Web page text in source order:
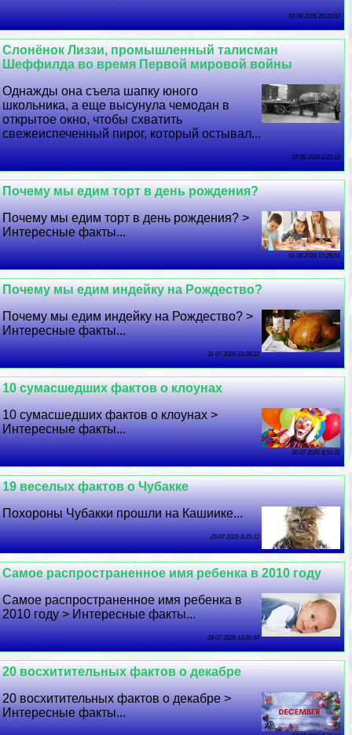
03 08 2026 20:20:52
Слонёнок Лиззи, промышленный талисман
Шеффилда во время Первой мировой войны
Однажды она съела шапку юного
школьника, а еще высунула чемодан в
открытое окно, чтобы схватить
свежеиспеченный пирог, который остывал...
02 08 2026 2:21:18
Почему мы едим торт в день рождения?
Почему мы едим торт в день рождения? >
Интересные факты...
01 08 2026 15:26:51
Почему мы едим индейку на Рождество?
Почему мы едим индейку на Рождество? >
Интересные факты...
31 07 2026 23:28:22
10 cyмacшедших фактов о клоунах
10 cyмacшедших фактов о клоунах >
Интересные факты...
30 07 2026 8:51:31
19 веселых фактов о Чубакке
Похороны Чубакки прошли на Кашиике...
29 07 2026 8:25:12
Самое распространенное имя ребенка в 2010 году
Самое распространенное имя ребенка в
2010 году > Интересные факты...
28 07 2026 13:26:54
20 восхитительных фактов о декабре
20 восхитительных фактов о декабре >
Интересные факты...